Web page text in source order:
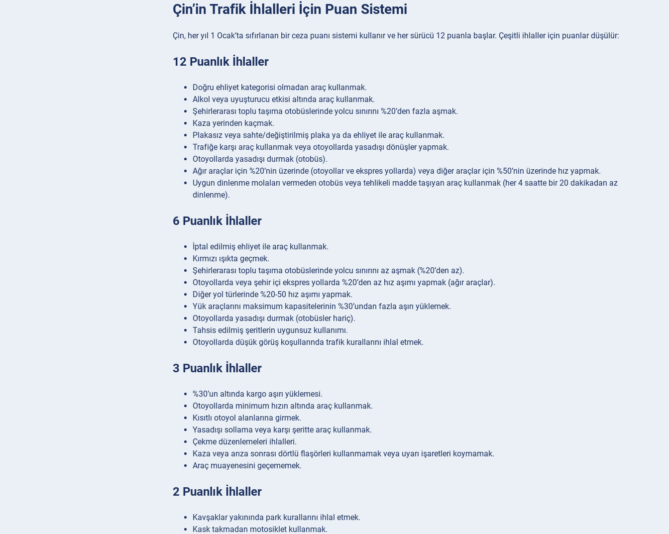
Çin’in Trafik İhlalleri İçin Puan Sistemi
Çin, her yıl 1 Ocak’ta sıfırlanan bir ceza puanı sistemi kullanır ve her sürücü 12 puanla başlar. Çeşitli ihlaller için puanlar düşülür:
12 Puanlık İhlaller
Doğru ehliyet kategorisi olmadan araç kullanmak.
Alkol veya uyuşturucu etkisi altında araç kullanmak.
Şehirlerarası toplu taşıma otobüslerinde yolcu sınırını %20’den fazla aşmak.
Kaza yerinden kaçmak.
Plakasız veya sahte/değiştirilmiş plaka ya da ehliyet ile araç kullanmak.
Trafiğe karşı araç kullanmak veya otoyollarda yasadışı dönüşler yapmak.
Otoyollarda yasadışı durmak (otobüs).
Ağır araçlar için %20’nin üzerinde (otoyollar ve ekspres yollarda) veya diğer araçlar için %50’nin üzerinde hız yapmak.
Uygun dinlenme molaları vermeden otobüs veya tehlikeli madde taşıyan araç kullanmak (her 4 saatte bir 20 dakikadan az
dinlenme).
6 Puanlık İhlaller
İptal edilmiş ehliyet ile araç kullanmak.
Kırmızı ışıkta geçmek.
Şehirlerarası toplu taşıma otobüslerinde yolcu sınırını az aşmak (%20’den az).
Otoyollarda veya şehir içi ekspres yollarda %20’den az hız aşımı yapmak (ağır araçlar).
Diğer yol türlerinde %20-50 hız aşımı yapmak.
Yük araçlarını maksimum kapasitelerinin %30’undan fazla aşırı yüklemek.
Otoyollarda yasadışı durmak (otobüsler hariç).
Tahsis edilmiş şeritlerin uygunsuz kullanımı.
Otoyollarda düşük görüş koşullarında trafik kurallarını ihlal etmek.
3 Puanlık İhlaller
%30’un altında kargo aşırı yüklemesi.
Otoyollarda minimum hızın altında araç kullanmak.
Kısıtlı otoyol alanlarına girmek.
Yasadışı sollama veya karşı şeritte araç kullanmak.
Çekme düzenlemeleri ihlalleri.
Kaza veya arıza sonrası dörtlü flaşörleri kullanmamak veya uyarı işaretleri koymamak.
Araç muayenesini geçememek.
2 Puanlık İhlaller
Kavşaklar yakınında park kurallarını ihlal etmek.
Kask takmadan motosiklet kullanmak.